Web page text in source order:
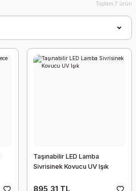
Toplam 7 ürün
Taşınabilir LED Lamba
Sivrisinek Kovucu UV Işık
895,31 TL